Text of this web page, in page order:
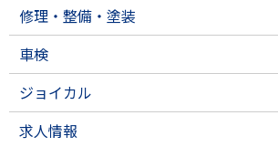
修理・整備・塗装
車検
ジョイカル
求人情報